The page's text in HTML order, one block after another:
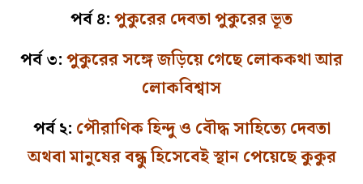
পর্ব ৪:পুকুরের দেবতা পুকুরের ভূত
পর্ব ৩:পুকুরের সঙ্গে জড়িয়ে গেছে লোককথা আর
লোকবিশ্বাস
পর্ব ২: পৌরাণিক হিন্দু ও বৌদ্ধ সাহিত্যে দেবতা
অথবা মানুষের বন্ধু হিসেবেই স্থান পেয়েছে কুকুর